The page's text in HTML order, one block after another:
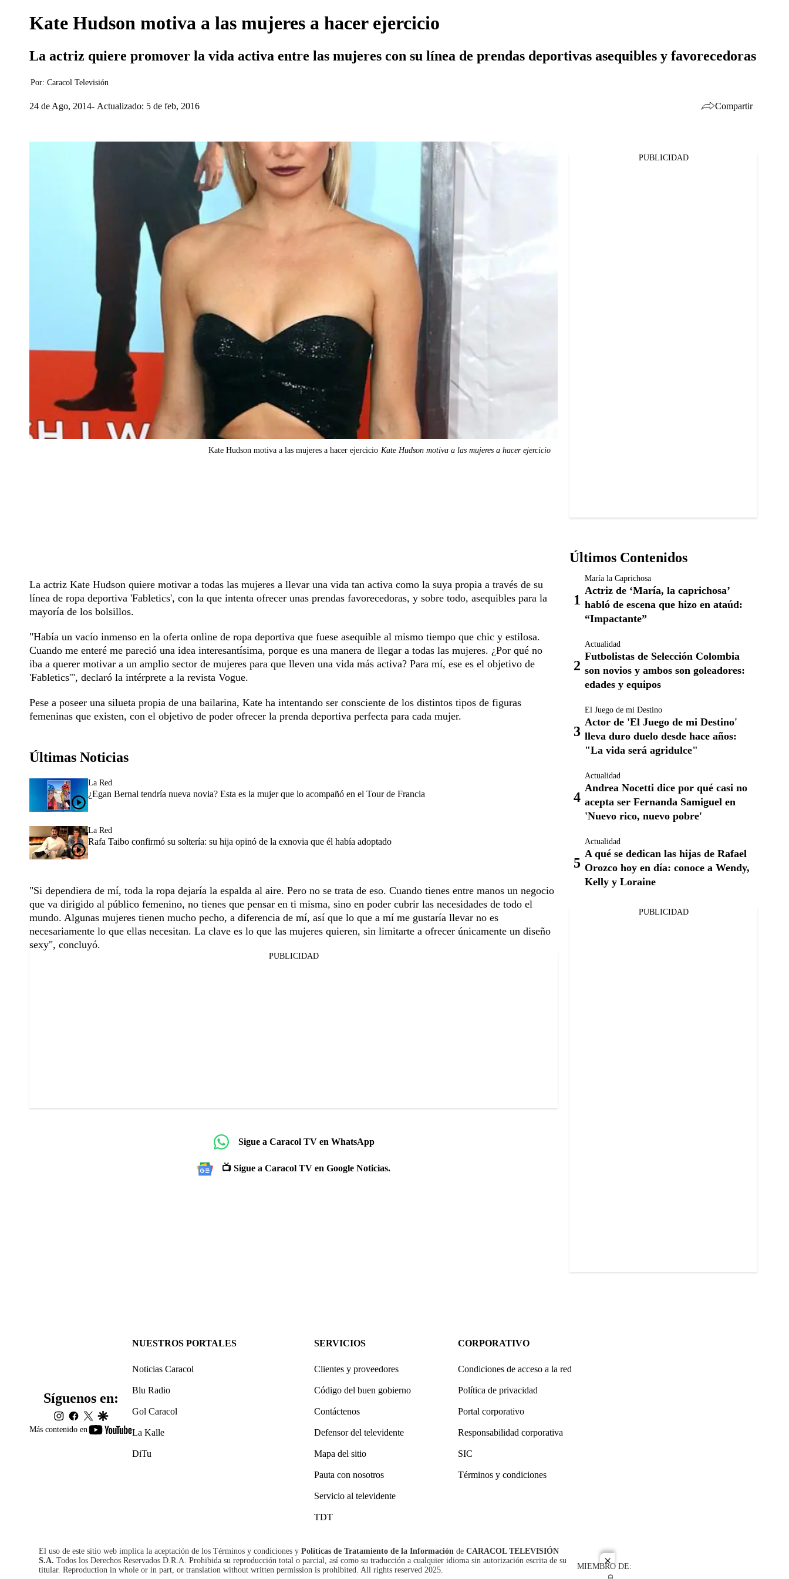
close
Kate Hudson motiva a las mujeres a hacer ejercicio
La actriz quiere promover la vida activa entre las mujeres con su línea de prendas deportivas asequibles y favorecedoras
Por: Caracol Televisión
24 de Ago, 2014 Actualizado: 5 de feb, 2016 Compartir
Kate Hudson motiva a las mujeres a hacer ejercicio Kate Hudson motiva a las mujeres a hacer ejercicio
La actriz Kate Hudson quiere motivar a todas las mujeres a llevar una vida tan activa como la suya propia a través de su
línea de ropa deportiva 'Fabletics', con la que intenta ofrecer unas prendas favorecedoras, y sobre todo, asequibles para la
mayoría de los bolsillos.
"Había un vacío inmenso en la oferta online de ropa deportiva que fuese asequible al mismo tiempo que chic y estilosa.
Cuando me enteré me pareció una idea interesantísima, porque es una manera de llegar a todas las mujeres. ¿Por qué no
iba a querer motivar a un amplio sector de mujeres para que lleven una vida más activa? Para mí, ese es el objetivo de
'Fabletics'", declaró la intérprete a la revista Vogue.
Pese a poseer una silueta propia de una bailarina, Kate ha intentando ser consciente de los distintos tipos de figuras
femeninas que existen, con el objetivo de poder ofrecer la prenda deportiva perfecta para cada mujer.
Últimas Noticias
La Red
¿Egan Bernal tendría nueva novia? Esta es la mujer que lo acompañó en el Tour de Francia
La Red
Rafa Taibo confirmó su soltería: su hija opinó de la exnovia que él había adoptado
"Si dependiera de mí, toda la ropa dejaría la espalda al aire. Pero no se trata de eso. Cuando tienes entre manos un negocio
que va dirigido al público femenino, no tienes que pensar en ti misma, sino en poder cubrir las necesidades de todo el
mundo. Algunas mujeres tienen mucho pecho, a diferencia de mí, así que lo que a mí me gustaría llevar no es
necesariamente lo que ellas necesitan. La clave es lo que las mujeres quieren, sin limitarte a ofrecer únicamente un diseño
sexy", concluyó.
PUBLICIDAD
Sigue a Caracol TV en WhatsApp
📺 Sigue a Caracol TV en Google Noticias.
PUBLICIDAD
Últimos Contenidos
María la Caprichosa
Actriz de ‘María, la caprichosa’
habló de escena que hizo en ataúd:
“Impactante”
Actualidad
Futbolistas de Selección Colombia
son novios y ambos son goleadores:
edades y equipos
El Juego de mi Destino
Actor de 'El Juego de mi Destino'
lleva duro duelo desde hace años:
"La vida será agridulce"
Actualidad
Andrea Nocetti dice por qué casi no
acepta ser Fernanda Samiguel en
'Nuevo rico, nuevo pobre'
Actualidad
A qué se dedican las hijas de Rafael
Orozco hoy en día: conoce a Wendy,
Kelly y Loraine
PUBLICIDAD
Más contenido en
youtube-
Síguenos en:
instagram
facebook
twittergoogle
NUESTROS PORTALES
Noticias Caracol
Blu Radio
Gol Caracol
La Kalle
DiTu
SERVICIOS
Clientes y proveedores
Código del buen gobierno
Contáctenos
Defensor del televidente
Mapa del sitio
Pauta con nosotros
Servicio al televidente
TDT
CORPORATIVO
Condiciones de acceso a la red
Política de privacidad
Portal corporativo
Responsabilidad corporativa
SIC
Términos y condiciones
El uso de este sitio web implica la aceptación de los Términos y condiciones y Políticas de Tratamiento de la Información de CARACOL TELEVISIÓN
S.A. Todos los Derechos Reservados D.R.A. Prohibida su reproducción total o parcial, así como su traducción a cualquier idioma sin autorización escrita de su
titular. Reproduction in whole or in part, or translation without written permission is prohibited. All rights reserved 2025.
MIEMBRO DE: